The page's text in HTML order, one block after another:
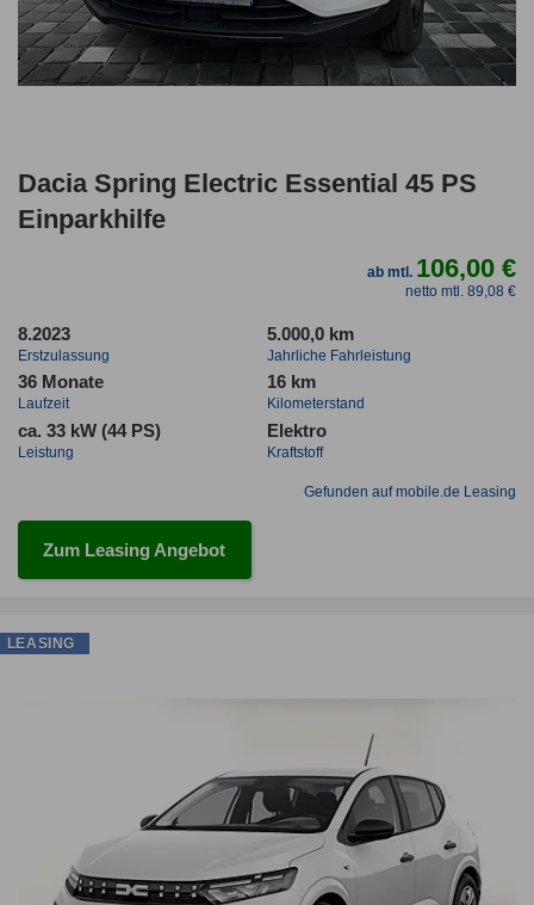
Dacia Spring Electric Essential 45 PS
Einparkhilfe
ab mtl. 106,00 €
netto mtl. 89,08 €
8.2023
Erstzulassung
5.000,0 km
Jahrliche Fahrleistung
36 Monate
Laufzeit
16 km
Kilometerstand
ca. 33 kW (44 PS)
Leistung
Elektro
Kraftstoff
Gefunden auf mobile.de Leasing
Zum Leasing Angebot
LEASING